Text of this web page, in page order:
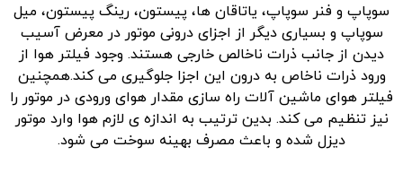
سوپاپ و فنر سوپاپ، یاتاقان ها، پیستون، رینگ پیستون، میل
سوپاپ و بسیاری دیگر از اجزای درونی موتور در معرض آسیب
دیدن از جانب ذرات ناخالص خارجی هستند. وجود فیلتر هوا از
ورود ذرات ناخاص به درون این اجزا جلوگیری می کند.همچنین
فیلتر هوای ماشین آلات راه سازی مقدار هوای ورودی در موتور را
نیز تنظیم می کند. بدین ترتیب به اندازه ی لازم هوا وارد موتور
دیزل شده و باعث مصرف بهینه سوخت می شود.